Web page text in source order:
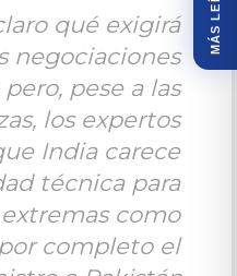
qué exigirá
negociaciones
pese a las
los expertos
India carece
técnica para
como
completo el